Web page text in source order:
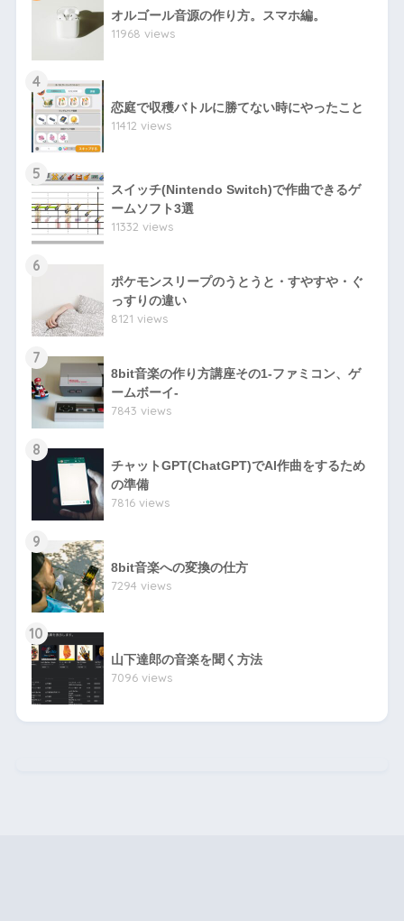
オルゴール音源の作り方。スマホ編。
11968 views
4
恋庭で収穫バトルに勝てない時にやったこと
11412 views
5
スイッチ(Nintendo Switch)で作曲できるゲ
ームソフト3選
11332 views
6
ポケモンスリープのうとうと・すやすや・ぐ
っすりの違い
8121 views
7
8bit音楽の作り方講座その1-ファミコン、ゲ
ームボーイ-
7843 views
8
チャットGPT(ChatGPT)でAI作曲をするため
の準備
7816 views
9
8bit音楽への変換の仕方
7294 views
10
山下達郎の音楽を聞く方法
7096 views